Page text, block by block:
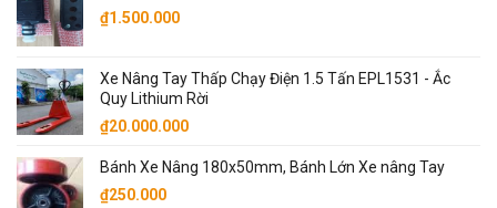
₫1.500.000
Xe Nâng Tay Thấp Chạy Điện 1.5 Tấn EPL1531 - Ắc
Quy Lithium Rời
₫20.000.000
Bánh Xe Nâng 180x50mm, Bánh Lớn Xe nâng Tay
₫250.000